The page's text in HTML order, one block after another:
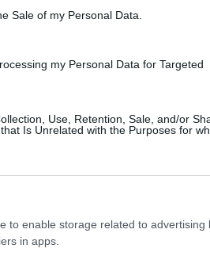
Sale of my Personal Data.
my Personal Data for Targeted
Use, Retention, Sale, and/or
Is Unrelated with the Purposes for
to enable storage related to advertising
in apps.